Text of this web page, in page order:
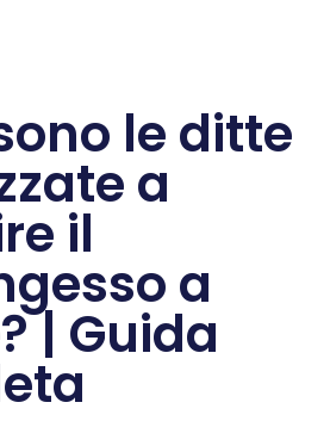
le ditte
a
il
a
| Guida